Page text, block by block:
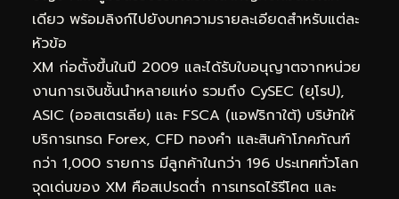
เดียว พร้อมลิงก์ไปยังบทความรายละเอียดสำหรับแต่ละ
หัวข้อ
XM ก่อตั้งขึ้นในปี 2009 และได้รับใบอนุญาตจากหน่วย
งานการเงินชั้นนำหลายแห่ง รวมถึง CySEC (ยุโรป),
ASIC (ออสเตรเลีย) และ FSCA (แอฟริกาใต้) บริษัทให้
บริการเทรด Forex, CFD ทองคำ และสินค้าโภคภัณฑ์
กว่า 1,000 รายการ มีลูกค้าในกว่า 196 ประเทศทั่วโลก
จุดเด่นของ XM คือสเปรดต่ำ การเทรดไร้รีโคต และ